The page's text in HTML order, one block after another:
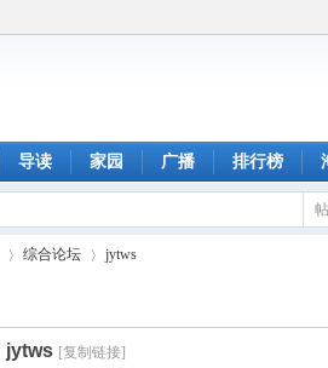
导读 家园 广播 排行榜
综合论坛
›
jytws
jytws [复制链接]